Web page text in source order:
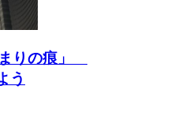
りの痕」
う